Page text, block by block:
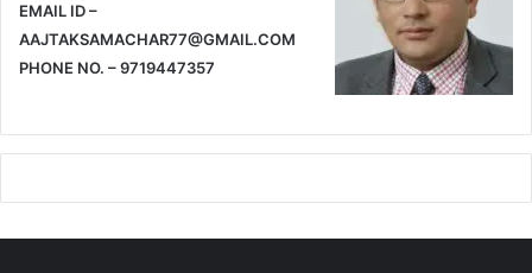
EMAIL ID –
AAJTAKSAMACHAR77@GMAIL.COM
PHONE NO. – 9719447357